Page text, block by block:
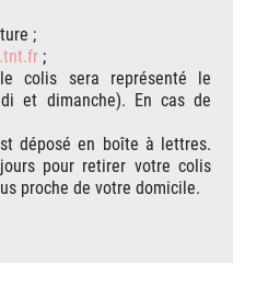
;
;
colis sera représenté le
et dimanche). En cas de
déposé en boîte à lettres.
pour retirer votre colis
proche de votre domicile.